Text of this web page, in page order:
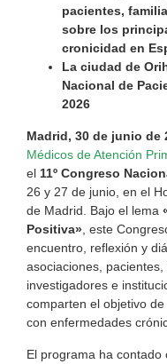
pacientes,
sobre los
cronicidad en
La ciudad de
Nacional de
2026
Madrid, 30 de junio de
Médicos de Atención
el 11º Congreso
26 y 27 de junio, en el
de Madrid. Bajo el lema
Positiva» , este
encuentro, reflexión y
asociaciones,
investigadores e
comparten el objetivo
con enfermedades
El programa ha